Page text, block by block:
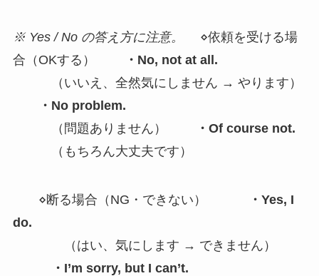
※ Yes / No の答え方に注意。
⋄依頼を受ける場
合（OKする）
・No, not at all.
（いいえ、全然気にしません → やります）
・No problem.
（問題ありません）
・Of course not.
（もちろん大丈夫です）
⋄断る場合（NG・できない）
・Yes, I
do.
（はい、気にします → できません）
・I’m sorry, but I can’t.